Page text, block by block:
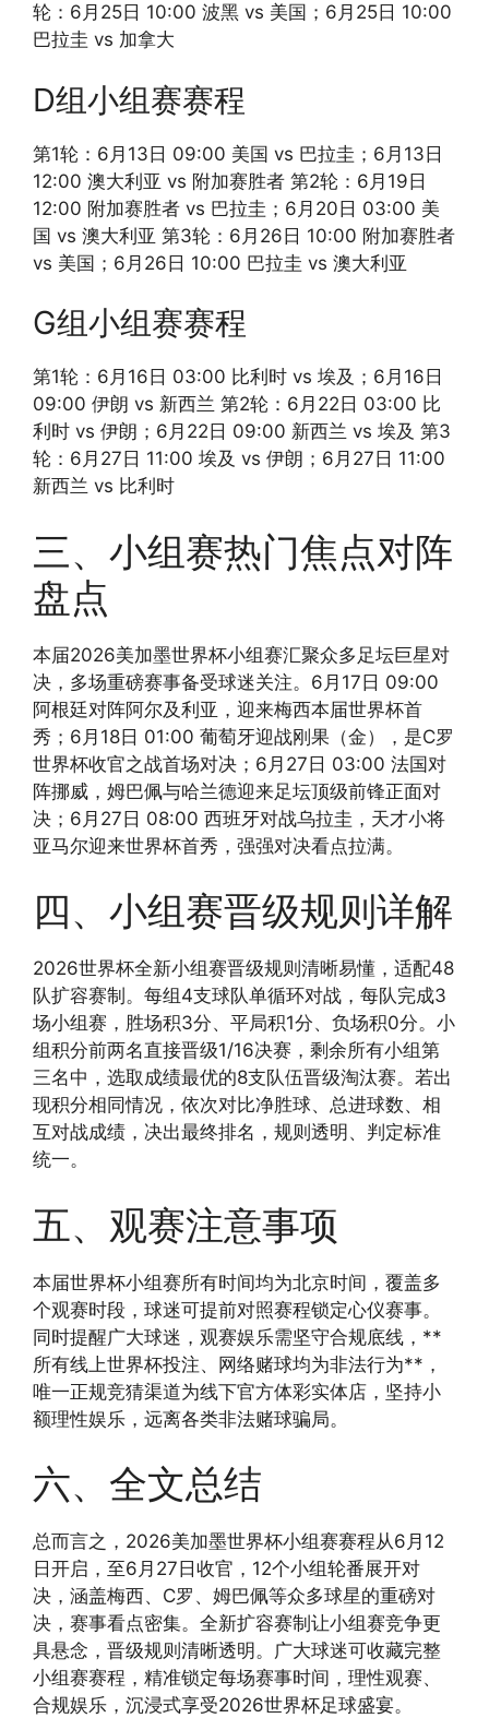
轮：6月25日 10:00 波黑 vs 美国；6月25日 10:00
巴拉圭 vs 加拿大
D组小组赛赛程
第1轮：6月13日 09:00 美国 vs 巴拉圭；6月13日
12:00 澳大利亚 vs 附加赛胜者 第2轮：6月19日
12:00 附加赛胜者 vs 巴拉圭；6月20日 03:00 美
国 vs 澳大利亚 第3轮：6月26日 10:00 附加赛胜者
vs 美国；6月26日 10:00 巴拉圭 vs 澳大利亚
G组小组赛赛程
第1轮：6月16日 03:00 比利时 vs 埃及；6月16日
09:00 伊朗 vs 新西兰 第2轮：6月22日 03:00 比
利时 vs 伊朗；6月22日 09:00 新西兰 vs 埃及 第3
轮：6月27日 11:00 埃及 vs 伊朗；6月27日 11:00
新西兰 vs 比利时
三、小组赛热门焦点对阵
盘点
本届2026美加墨世界杯小组赛汇聚众多足坛巨星对
决，多场重磅赛事备受球迷关注。6月17日 09:00
阿根廷对阵阿尔及利亚，迎来梅西本届世界杯首
秀；6月18日 01:00 葡萄牙迎战刚果（金），是C罗
世界杯收官之战首场对决；6月27日 03:00 法国对
阵挪威，姆巴佩与哈兰德迎来足坛顶级前锋正面对
决；6月27日 08:00 西班牙对战乌拉圭，天才小将
亚马尔迎来世界杯首秀，强强对决看点拉满。
四、小组赛晋级规则详解
2026世界杯全新小组赛晋级规则清晰易懂，适配48
队扩容赛制。每组4支球队单循环对战，每队完成3
场小组赛，胜场积3分、平局积1分、负场积0分。小
组积分前两名直接晋级1/16决赛，剩余所有小组第
三名中，选取成绩最优的8支队伍晋级淘汰赛。若出
现积分相同情况，依次对比净胜球、总进球数、相
互对战成绩，决出最终排名，规则透明、判定标准
统一。
五、观赛注意事项
本届世界杯小组赛所有时间均为北京时间，覆盖多
个观赛时段，球迷可提前对照赛程锁定心仪赛事。
同时提醒广大球迷，观赛娱乐需坚守合规底线，**
所有线上世界杯投注、网络赌球均为非法行为**，
唯一正规竞猜渠道为线下官方体彩实体店，坚持小
额理性娱乐，远离各类非法赌球骗局。
六、全文总结
总而言之，2026美加墨世界杯小组赛赛程从6月12
日开启，至6月27日收官，12个小组轮番展开对
决，涵盖梅西、C罗、姆巴佩等众多球星的重磅对
决，赛事看点密集。全新扩容赛制让小组赛竞争更
具悬念，晋级规则清晰透明。广大球迷可收藏完整
小组赛赛程，精准锁定每场赛事时间，理性观赛、
合规娱乐，沉浸式享受2026世界杯足球盛宴。